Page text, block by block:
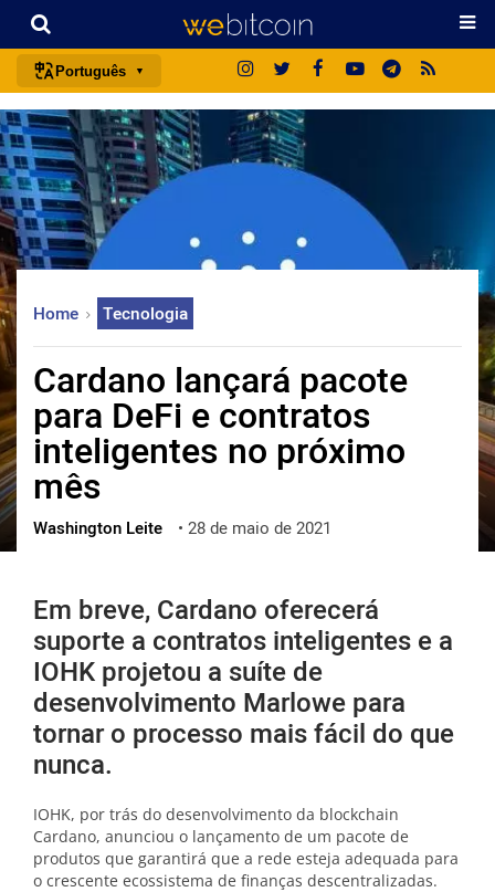
Português
português (BR)
english
español
français
italiano
日本語
русский
한국어
العربية
ไทย
ქართული
vietnamese
Home Tecnologia
Cardano lançará pacote
para DeFi e contratos
inteligentes no próximo
mês
Washington Leite • 28 de maio de 2021
Em breve, Cardano oferecerá
suporte a contratos inteligentes e a
IOHK projetou a suíte de
desenvolvimento Marlowe para
tornar o processo mais fácil do que
nunca.
IOHK, por trás do desenvolvimento da blockchain
Cardano, anunciou o lançamento de um pacote de
produtos que garantirá que a rede esteja adequada para
o crescente ecossistema de finanças descentralizadas.